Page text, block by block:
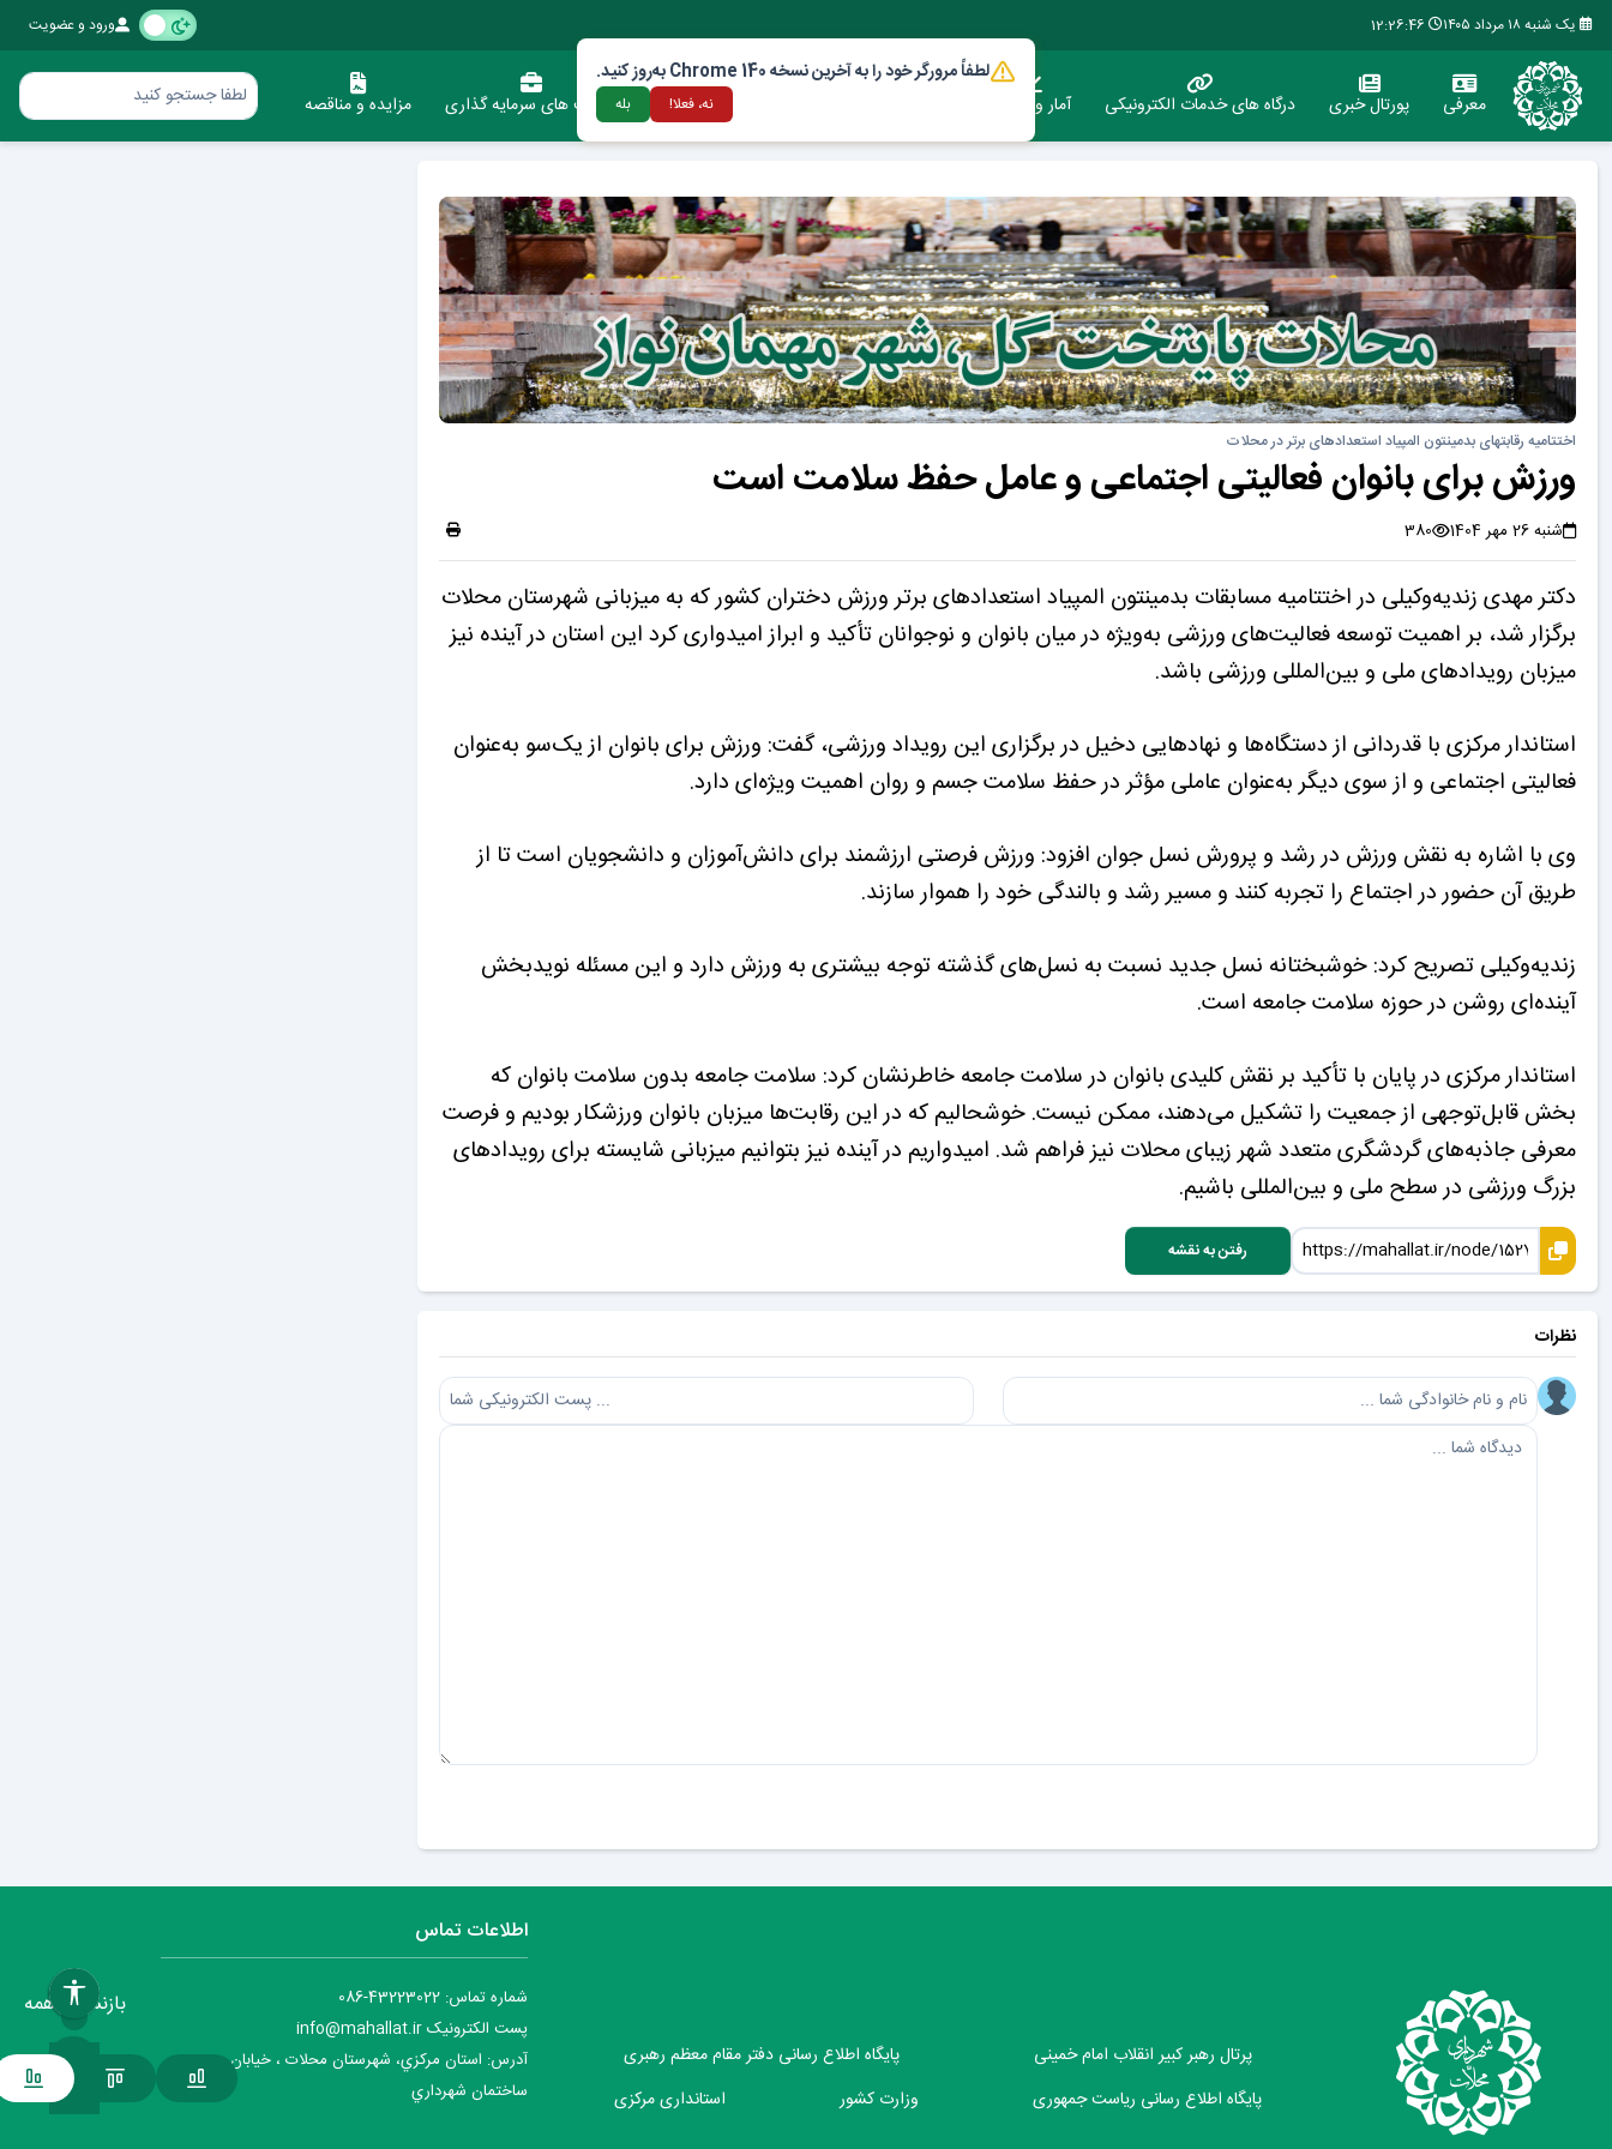
یک شنبه ۱۸ مرداد ۱۴۰۵ 12:26:47 ورود و عضویت
معرفی پورتال خبری درگاه های خدمات الکترونیکی آمار وعملکرد ارتباط با شهرداری فرصت های سرمایه گذاری مزایده و مناقصه
اختتامیه رقابتهای بدمینتون المپیاد استعدادهای برتر در محلات
ورزش برای بانوان فعالیتی اجتماعی و عامل حفظ سلامت است
شنبه 26 مهر 1404 380
دکتر مهدی زندیه‌وکیلی در اختتامیه مسابقات بدمینتون المپیاد استعدادهای برتر ورزش دختران کشور که به میزبانی شهرستان محلات
برگزار شد، بر اهمیت توسعه فعالیت‌های ورزشی به‌ویژه در میان بانوان و نوجوانان تأکید و ابراز امیدواری کرد این استان در آینده نیز
میزبان رویدادهای ملی و بین‌المللی ورزشی باشد.
استاندار مرکزی با قدردانی از دستگاه‌ها و نهادهایی دخیل در برگزاری این رویداد ورزشی، گفت: ورزش برای بانوان از یک‌سو به‌عنوان
فعالیتی اجتماعی و از سوی دیگر به‌عنوان عاملی مؤثر در حفظ سلامت جسم و روان اهمیت ویژه‌ای دارد.
وی با اشاره به نقش ورزش در رشد و پرورش نسل جوان افزود: ورزش فرصتی ارزشمند برای دانش‌آموزان و دانشجویان است تا از
طریق آن حضور در اجتماع را تجربه کنند و مسیر رشد و بالندگی خود را هموار سازند.
زندیه‌وکیلی تصریح کرد: خوشبختانه نسل جدید نسبت به نسل‌های گذشته توجه بیشتری به ورزش دارد و این مسئله نویدبخش
آینده‌ای روشن در حوزه سلامت جامعه است.
استاندار مرکزی در پایان با تأکید بر نقش کلیدی بانوان در سلامت جامعه خاطرنشان کرد: سلامت جامعه بدون سلامت بانوان که
بخش قابل‌توجهی از جمعیت را تشکیل می‌دهند، ممکن نیست. خوشحالیم که در این رقابت‌ها میزبان بانوان ورزشکار بودیم و فرصت
معرفی جاذبه‌های گردشگری متعدد شهر زیبای محلات نیز فراهم شد. امیدواریم در آینده نیز بتوانیم میزبانی شایسته برای رویدادهای
بزرگ ورزشی در سطح ملی و بین‌المللی باشیم.
رفتن به نقشه
نظرات
پرتال رهبر کبیر انقلاب امام خمینی
پایگاه اطلاع رسانی دفتر مقام معظم رهبری
پایگاه اطلاع رسانی ریاست جمهوری
وزارت کشور استانداری مرکزی
اطلاعات تماس
شماره تماس: 43223022-086
پست الکترونیک info@mahallat.ir
آدرس: استان مرکزي، شهرستان محلات ‌‌‌، خيابان جمهوري ،
ساختمان شهرداري
لطفاً مرورگر خود را به آخرین نسخه Chrome 140 به‌روز کنید.
نه، فعلا! بله
بازنشانی همه